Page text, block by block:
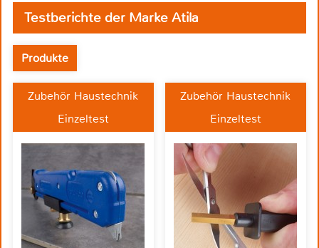
Testberichte der Marke Atila
Produkte
Zubehör Haustechnik
Einzeltest
Zubehör Haustechnik
Einzeltest